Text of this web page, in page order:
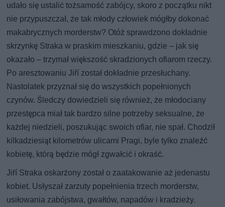
udało się ustalić tożsamość zabójcy, skoro z początku nikt
nie przypuszczał, że tak młody człowiek mógłby dokonać
makabrycznych morderstw? Otóż sprawdzono dokładnie
skrzynkę Straka w praskim mieszkaniu, gdzie – jak się
okazało – trzymał większość skradzionych ofiarom rzeczy.
Po aresztowaniu Jiří został dokładnie przesłuchany.
Nastolatek przyznał się do wszystkich popełnionych
czynów. Śledczy dowiedzieli się również, że młodociany
przestępca miał tak bardzo silne potrzeby seksualne, że
każdej niedzieli, poszukując swoich ofiar, nie spał. Chodził
kilkadziesiąt kilometrów ulicami Pragi, byle tylko znaleźć
kobietę, którą będzie mógł zgwałcić i okraść.
Jiří Straka oskarżony został o zaatakowanie aż jedenastu
kobiet. Usłyszał zarzuty popełnienia trzech morderstw,
usiłowania zabójstwa, gwałtów, napadów i kradzieży.